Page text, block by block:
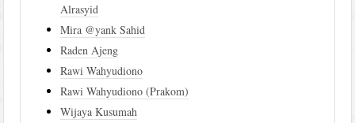
Alrasyid
Mira @yank Sahid
Raden Ajeng
Rawi Wahyudiono
Rawi Wahyudiono (Prakom)
Wijaya Kusumah